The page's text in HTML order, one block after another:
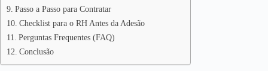
Passo a Passo para Contratar
Checklist para o RH Antes da Adesão
Perguntas Frequentes (FAQ)
Conclusão